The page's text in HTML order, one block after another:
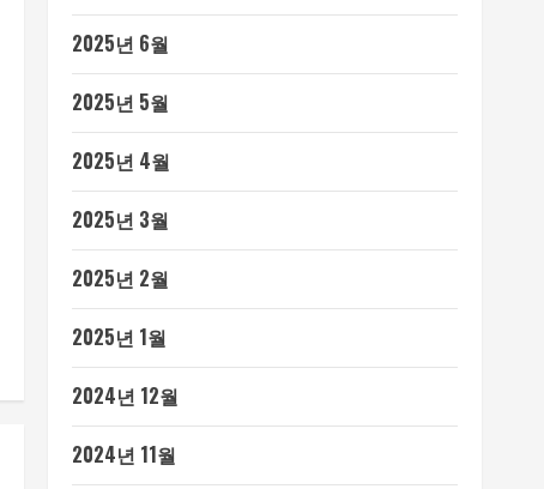
2025년 6월
2025년 5월
2025년 4월
2025년 3월
2025년 2월
2025년 1월
2024년 12월
2024년 11월